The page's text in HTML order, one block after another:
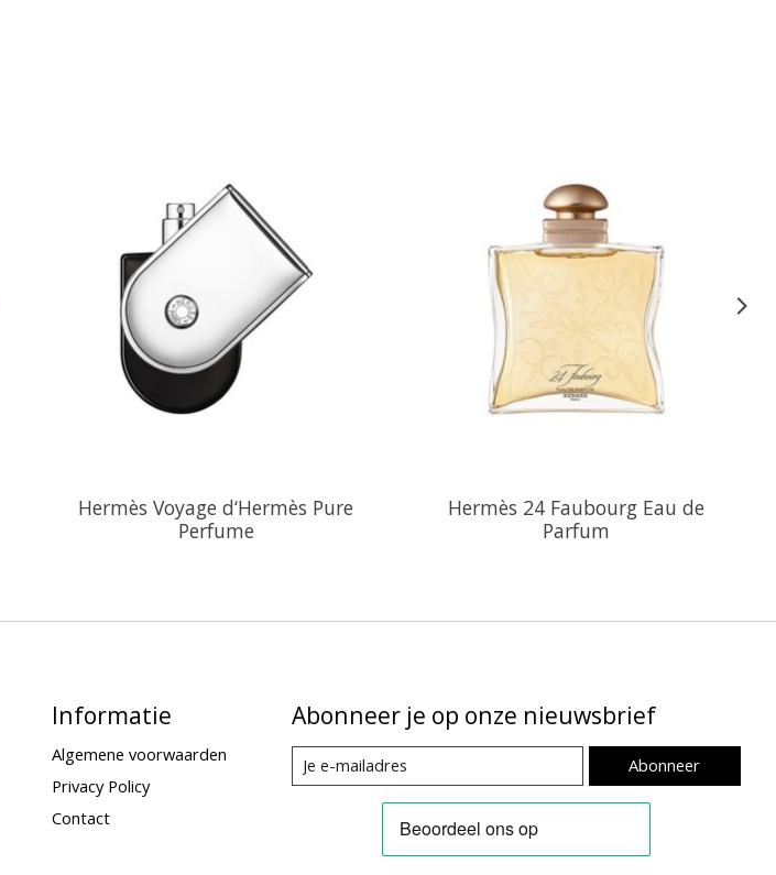
Hermès Voyage d‘Hermès Pure
Perfume
Hermès 24 Faubourg Eau de
Parfum
Informatie
Algemene voorwaarden
Privacy Policy
Contact
Abonneer je op onze nieuwsbrief
Abonneer